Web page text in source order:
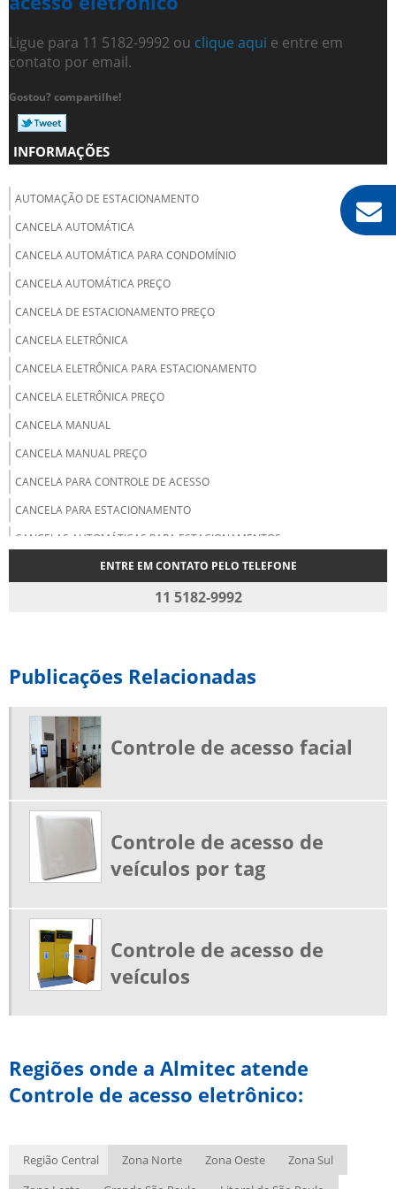
Ligue para 11 5182-9992 ou clique aqui e entre em
contato por email.
Gostou? compartilhe!
INFORMAÇÕES
AUTOMAÇÃO DE ESTACIONAMENTO
CANCELA AUTOMÁTICA
CANCELA AUTOMÁTICA PARA CONDOMÍNIO
CANCELA AUTOMÁTICA PREÇO
CANCELA DE ESTACIONAMENTO PREÇO
CANCELA ELETRÔNICA
CANCELA ELETRÔNICA PARA ESTACIONAMENTO
CANCELA ELETRÔNICA PREÇO
CANCELA MANUAL
CANCELA MANUAL PREÇO
CANCELA PARA CONTROLE DE ACESSO
CANCELA PARA ESTACIONAMENTO
CANCELAS AUTOMÁTICAS PARA ESTACIONAMENTOS
CARTÃO DE PROXIMIDADE
CARTÃO DE PROXIMIDADE MIFARE
CARTÃO MIFARE
CATRACA BIOMÉTRICA
CATRACA BIOMÉTRICA PARA ACADEMIA
CATRACA COMANDA
CATRACA CONTROLE DE ACESSO
CATRACA DISPENSADORA DE COMANDAS
CATRACA ELETRÔNICA
CATRACA EXPEDIDORA DE COMANDA
CATRACA MECÂNICA
CATRACA MECÂNICA COM CONTADOR
CATRACA TIPO TORNIQUETE
CATRACA TORNIQUETE
CONTROLE DE ACESSO
ENTRE EM CONTATO PELO TELEFONE
11 5182-9992
Publicações Relacionadas
Controle de acesso facial
Controle de acesso de
veículos por tag
Controle de acesso de
veículos
Regiões onde a Almitec atende
Controle de acesso eletrônico:
Região Central Zona Norte Zona Oeste
Zona Sul